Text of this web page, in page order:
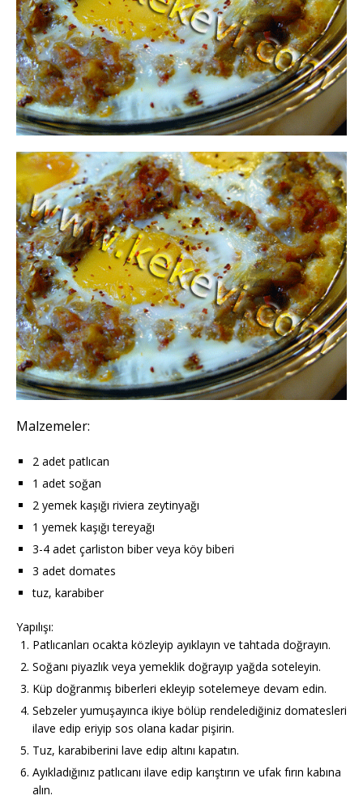
Malzemeler:
2 adet patlıcan
1 adet soğan
2 yemek kaşığı riviera zeytinyağı
1 yemek kaşığı tereyağı
3-4 adet çarliston biber veya köy biberi
3 adet domates
tuz, karabiber
Yapılışı:
Patlıcanları ocakta közleyip ayıklayın ve tahtada doğrayın.
Soğanı piyazlık veya yemeklik doğrayıp yağda soteleyin.
Küp doğranmış biberleri ekleyip sotelemeye devam edin.
Sebzeler yumuşayınca ikiye bölüp rendelediğiniz domatesleri
ilave edip eriyip sos olana kadar pişirin.
Tuz, karabiberini lave edip altını kapatın.
Ayıkladığınız patlıcanı ilave edip karıştırın ve ufak fırın kabına
alın.